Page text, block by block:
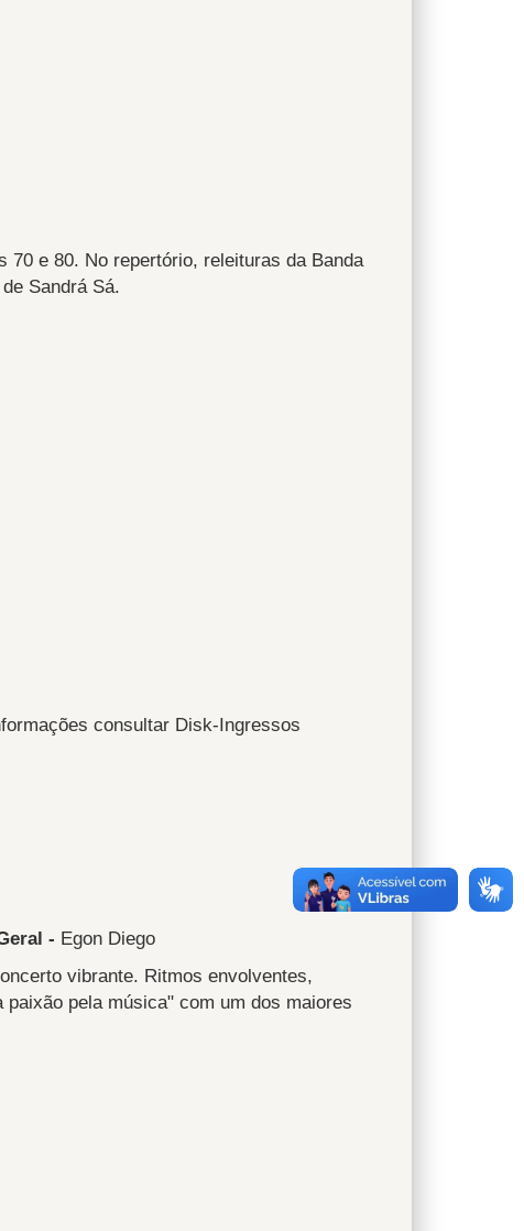
e 80. No repertório, releituras da Banda
Sandrá Sá.
consultar Disk-Ingressos
- Egon Diego
vibrante. Ritmos envolventes,
pela música" com um dos maiores